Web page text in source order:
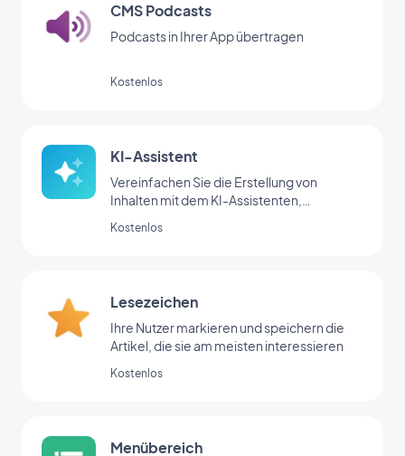
CMS Podcasts
Podcasts in Ihrer App übertragen
Kostenlos
KI-Assistent
Vereinfachen Sie die Erstellung von
Inhalten mit dem KI-Assistenten,
Kostenlos
Lesezeichen
Ihre Nutzer markieren und speichern die
Artikel, die sie am meisten interessieren
Kostenlos
Menübereich